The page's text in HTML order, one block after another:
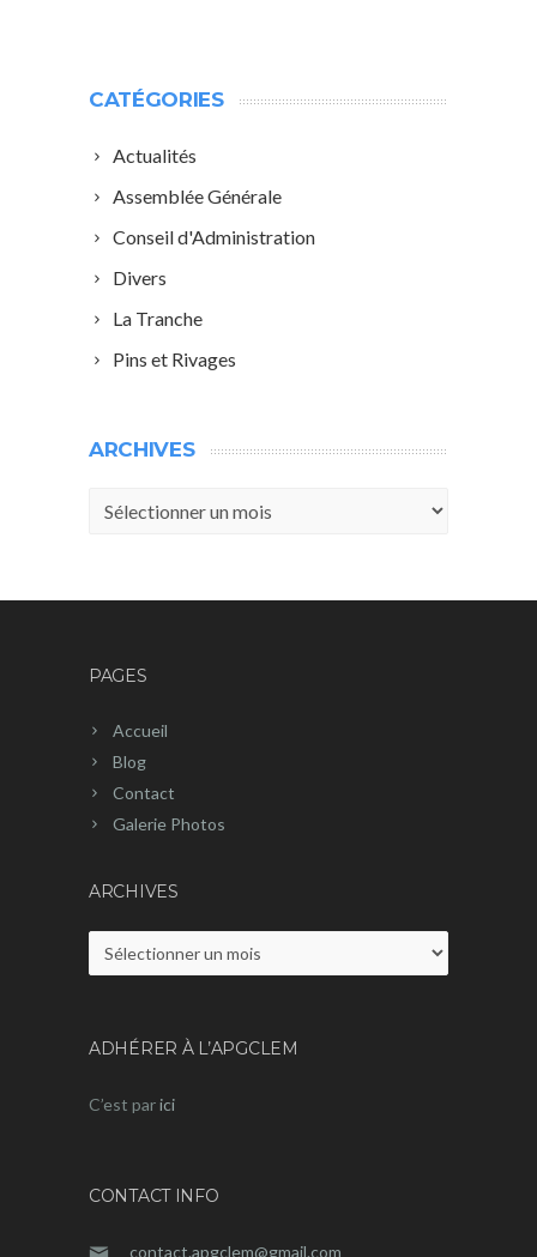
CATÉGORIES
Actualités
Assemblée Générale
Conseil d'Administration
Divers
La Tranche
Pins et Rivages
ARCHIVES
Archives
PAGES
Accueil
Blog
Contact
Galerie Photos
ARCHIVES
Archives
ADHÉRER À L’APGCLEM
C’est parici
CONTACT INFO
contact.apgclem@gmail.com